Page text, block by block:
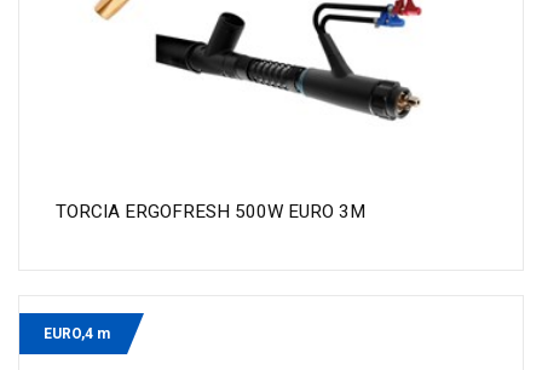
TORCIA ERGOFRESH 500W EURO 3M
EURO,4 m